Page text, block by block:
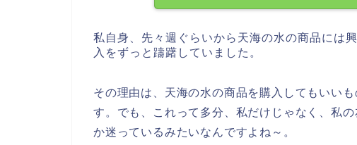
私自身、先々週ぐらいから天海の水の商品には
入をずっと躊躇していました。
その理由は、天海の水の商品を購入してもいい
す。でも、これって多分、私だけじゃなく、私
か迷っているみたいなんですよね～。